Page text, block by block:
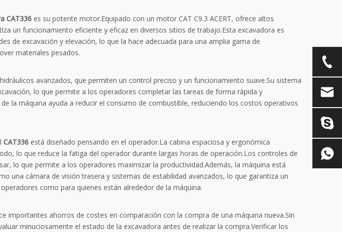
CAT336 es su potente motor.Equipado con un motor CAT C9.3 ACERT, ofrece altos
un funcionamiento eficiente y eficaz en diversos sitios de trabajo.Esta excavadora es
de excavación y elevación, lo que la hace adecuada para una amplia gama de
materiales pesados.
avanzados, que permiten un control preciso y un funcionamiento suave.Su sistema
lo que permite a los operadores completar las tareas de forma rápida y
la máquina ayuda a reducir el consumo de combustible, reduciendo los costos operativos
CAT336 está diseñado pensando en el operador.La cabina espaciosa y ergonómica
lo que reduce la fatiga del operador durante largas horas de operación.Los controles de
lo que permite a los operadores maximizar la productividad.Además, la máquina está
una cámara de visión trasera y sistemas de estabilidad avanzados, lo que garantiza un
como para quienes están alrededor de la máquina.
importantes ahorros de costes en comparación con la compra de una máquina nueva.Sin
minuciosamente el estado de la excavadora antes de realizar la compra.Verificar los